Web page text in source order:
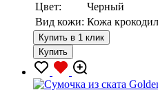
Цвет:
Черный
Вид кожи: Кожа
Купить в 1 клик
Купить